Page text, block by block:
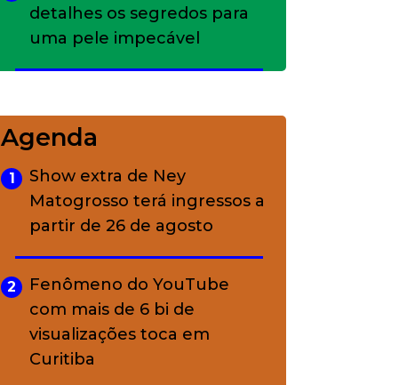
detalhes os segredos para
uma pele impecável
charme rústico que
conquistou o luxo
A ciência por trás da
skincare: a função de cada
ativo
Agenda
1
Show extra de Ney
Matogrosso terá ingressos a
partir de 26 de agosto
2
Fenômeno do YouTube
com mais de 6 bi de
visualizações toca em
Curitiba